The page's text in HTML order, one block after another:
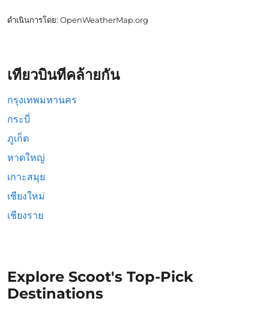
ดำเนินการโดย: OpenWeatherMap.org
เที่ยวบินที่คล้ายกัน
กรุงเทพมหานคร
กระบี่
ภูเก็ต
หาดใหญ่
เกาะสมุย
เชียงใหม่
เชียงราย
Explore Scoot's Top-Pick
Destinations